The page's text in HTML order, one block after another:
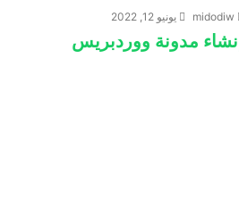
midodiw يونيو 12, 2022
إنشاء مدونة ووردبريس